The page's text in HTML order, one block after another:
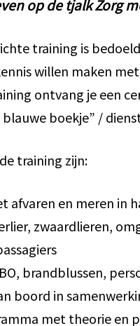
op de tjalk Zorg
training is
willen maken
ontvang je een
boekje” /
training zijn:
afvaren en meren in
zwaardlieren,
brandblussen,
boord in
met theorie en